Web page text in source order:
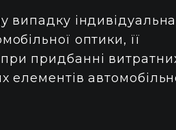
випадку індивідуальна
оптики, її
придбанні
елементів